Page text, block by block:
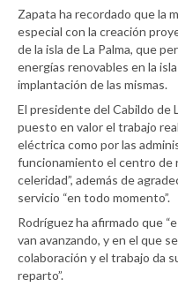
Zapata ha recordado que la
especial con la creación
de la isla de La Palma, que
energías renovables en la
implantación de las mismas.
El presidente del Cabildo de
puesto en valor el trabajo
eléctrica como por las
funcionamiento el centro de
celeridad”, además de
servicio “en todo momento”.
Rodríguez ha afirmado que
van avanzando, y en el que
colaboración y el trabajo da
reparto”.